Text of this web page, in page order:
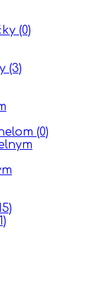
(0)
(3)
(0)